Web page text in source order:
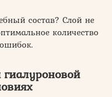
состав? Слой не
количество